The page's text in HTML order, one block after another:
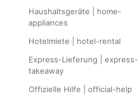
Haushaltsgeräte | home-
appliances
Hotelmiete | hotel-rental
Express-Lieferung | express-
takeaway
Offizielle Hilfe | official-help